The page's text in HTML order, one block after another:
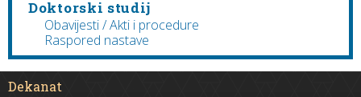
Doktorski studij
Obavijesti / Akti i procedure
Raspored nastave
Dekanat